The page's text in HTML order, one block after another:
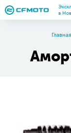
в
Главная